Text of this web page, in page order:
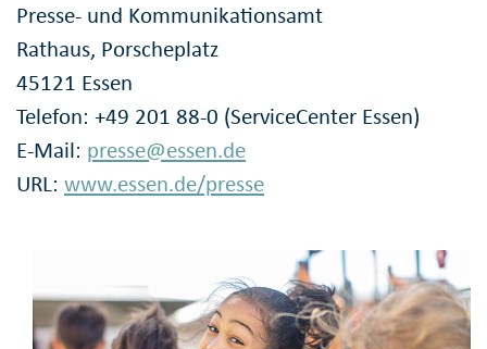
Presse- und Kommunikationsamt
Rathaus, Porscheplatz
45121 Essen
Telefon: +49 201 88-0 (ServiceCenter Essen)
E-Mail: presse@essen.de
URL: www.essen.de/presse